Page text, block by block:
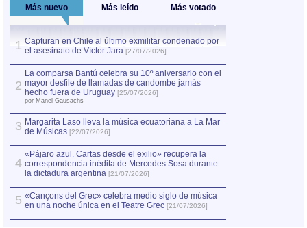
Más nuevo Más leído Más votado
1 Capturan en Chile al último exmilitar condenado por
el asesinato de Víctor Jara [27/07/2026]
2
La comparsa Bantú celebra su 10º aniversario con el
mayor desfile de llamadas de candombe jamás
hecho fuera de Uruguay [25/07/2026]
por Manel Gausachs
3 Margarita Laso lleva la música ecuatoriana a La Mar
de Músicas [22/07/2026]
4
«Pájaro azul. Cartas desde el exilio» recupera la
correspondencia inédita de Mercedes Sosa durante
la dictadura argentina [21/07/2026]
5 «Cançons del Grec» celebra medio siglo de música
en una noche única en el Teatre Grec [21/07/2026]